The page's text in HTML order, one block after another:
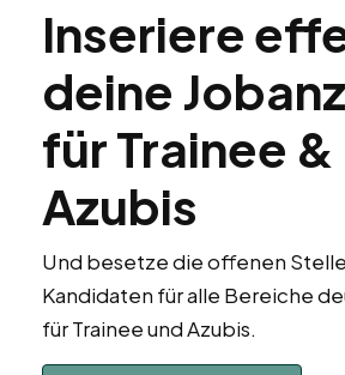
Inseriere
deine
für Trainee &
Azubis
Und besetze die offenen
Kandidaten für alle Bereiche
für Trainee und Azubis.